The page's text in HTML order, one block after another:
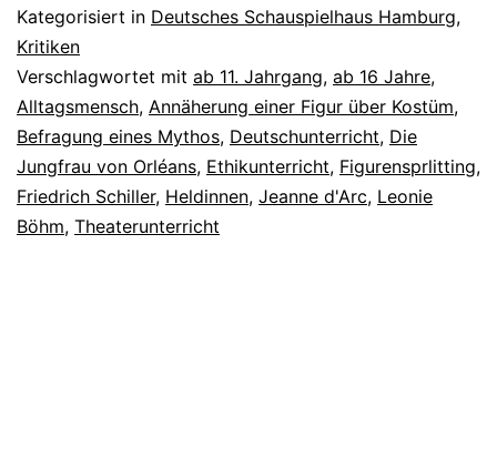
Kategorisiert in Deutsches Schauspielhaus Hamburg,
Kritiken
Verschlagwortet mit ab 11. Jahrgang, ab 16 Jahre,
Alltagsmensch, Annäherung einer Figur über Kostüm,
Befragung eines Mythos, Deutschunterricht, Die
Jungfrau von Orléans, Ethikunterricht, Figurensprlitting,
Friedrich Schiller, Heldinnen, Jeanne d'Arc, Leonie
Böhm, Theaterunterricht